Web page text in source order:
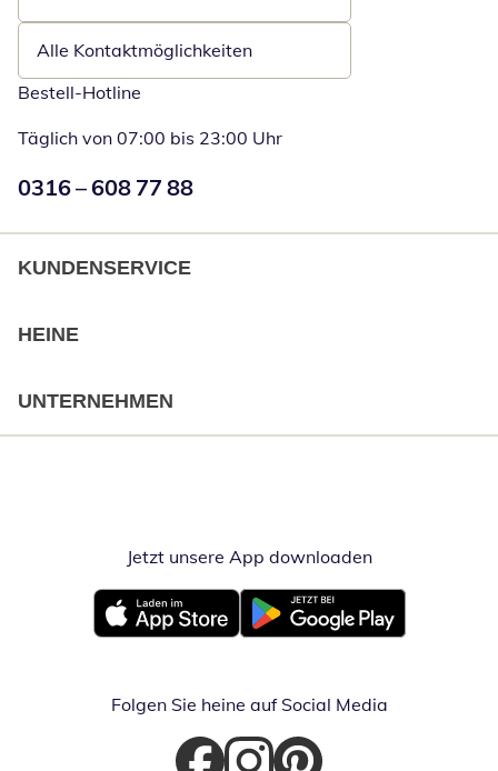
Alle Kontaktmöglichkeiten
Bestell-Hotline
Täglich von 07:00 bis 23:00 Uhr
Numéro de téléphone:
0316 – 608 77 88
KUNDENSERVICE
HEINE
UNTERNEHMEN
Jetzt unsere App downloadenÖffnet in
Öffnet in neuem FensterÖffnet in neuem Fenster
Folgen Sie heine auf Social Media